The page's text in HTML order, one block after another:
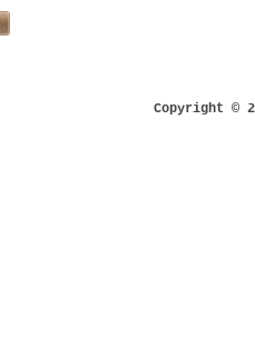
Copyright ©